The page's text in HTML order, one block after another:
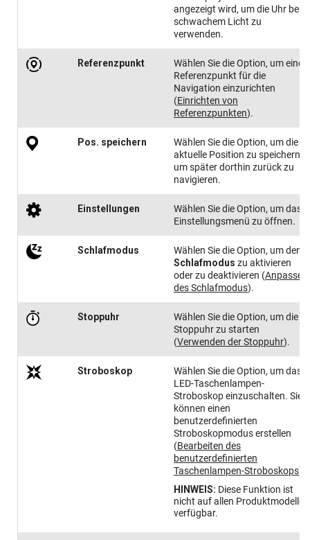
angezeigt wird, um die Uhr bei
schwachem Licht zu
verwenden.
Referenz​punkt
Wählen Sie die Option, um einen
Referenzpunkt für die
Navigation einzurichten
(Einrichten von
Referenzpunkten).
Pos. speichern
Wählen Sie die Option, um die
aktuelle Position zu speichern,
um später dorthin zurück zu
navigieren.
Ein​stel​lungen
Wählen Sie die Option, um das
Einstellungsmenü zu öffnen.
Schlafmodus
Wählen Sie die Option, um den
Schlafmodus zu aktivieren
oder zu deaktivieren (Anpassen
des Schlafmodus).
Stoppuhr
Wählen Sie die Option, um die
Stoppuhr zu starten
(Verwenden der Stoppuhr).
Stroboskop
Wählen Sie die Option, um das
LED-Taschenlampen-
Stroboskop einzuschalten. Sie
können einen
benutzerdefinierten
Stroboskopmodus erstellen
(Bearbeiten des
benutzerdefinierten
Taschenlampen-Stroboskops)
HINWEIS: Diese Funktion ist
nicht auf allen Produktmodellen
verfügbar.